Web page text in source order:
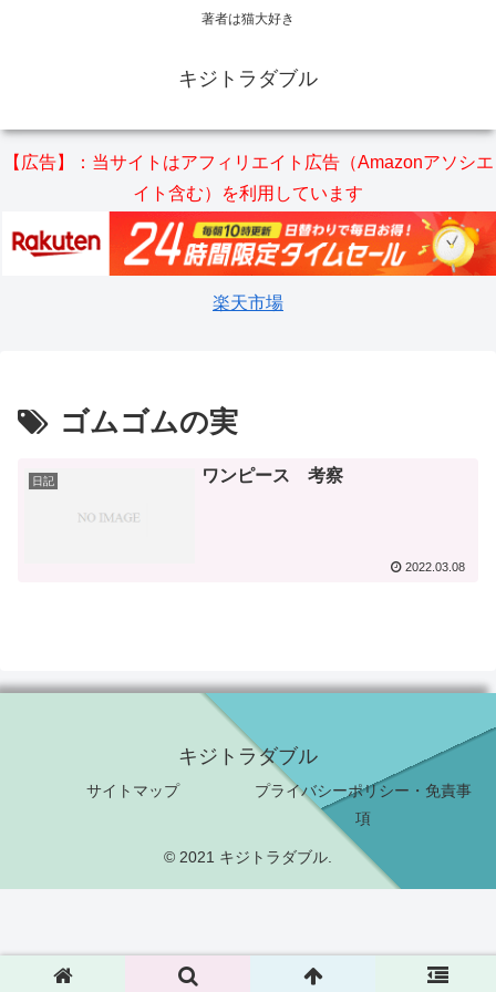
著者は猫大好き
キジトラダブル
【広告】：当サイトはアフィリエイト広告（Amazonアソシエ
イト含む）を利用しています
楽天市場
ゴムゴムの実
日記 ワンピース 考察
2022.03.08
キジトラダブル
サイトマップ
プライバシーポリシー・免責事
項
© 2021 キジトラダブル.